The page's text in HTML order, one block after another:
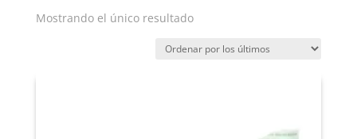
Mostrando el único resultado